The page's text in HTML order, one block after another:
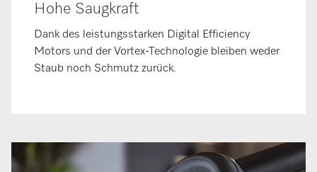
Hohe Saugkraft
Dank des leistungsstarken Digital Efficiency
Motors und der Vortex-Technologie bleiben weder
Staub noch Schmutz zurück.